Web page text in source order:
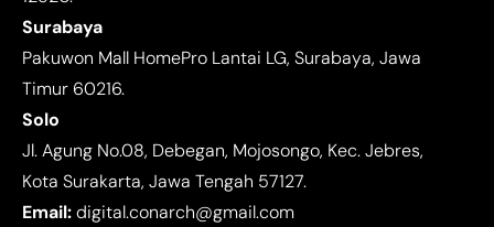
Surabaya
Pakuwon Mall HomePro Lantai LG, Surabaya, Jawa
Timur 60216.
Solo
Jl. Agung No.08, Debegan, Mojosongo, Kec. Jebres,
Kota Surakarta, Jawa Tengah 57127.
Email:digital.conarch@gmail.com